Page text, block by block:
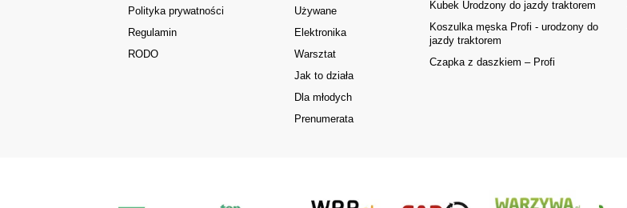
Polityka prywatności
Regulamin
RODO
Używane
Elektronika
Warsztat
Jak to działa
Dla młodych
Prenumerata
Kubek Urodzony do jazdy traktorem
Koszulka męska Profi - urodzony do
jazdy traktorem
Czapka z daszkiem – Profi